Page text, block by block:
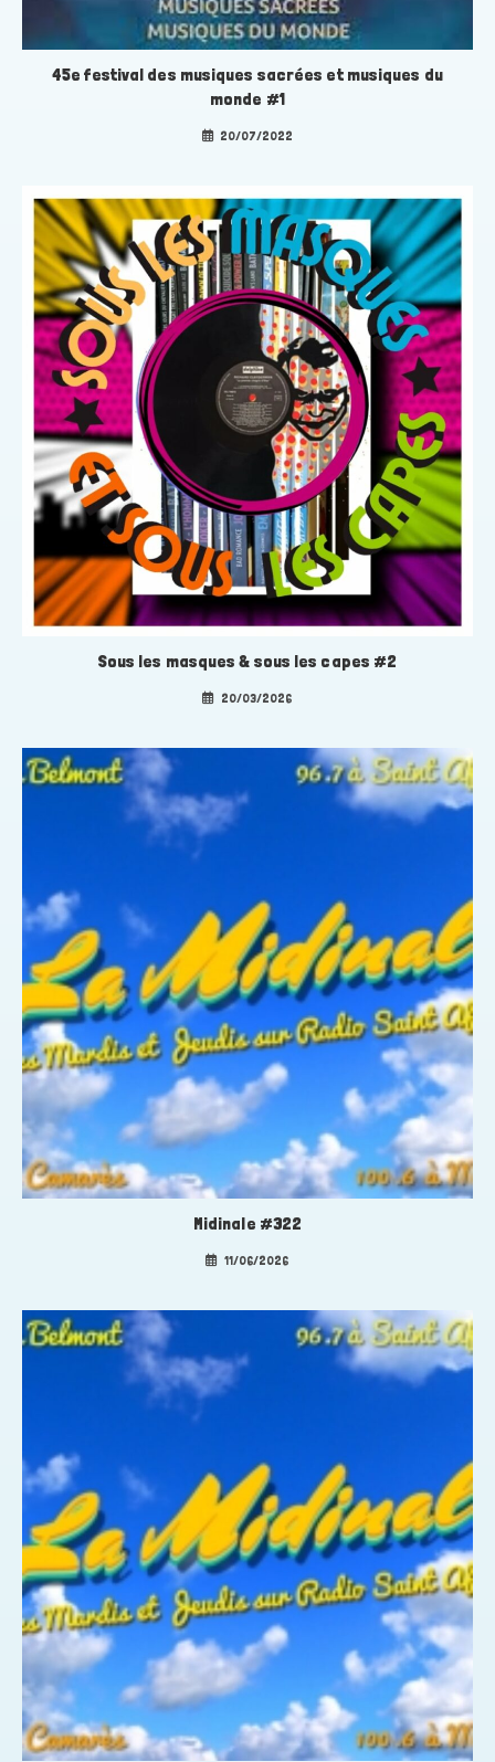
45e festival des musiques sacrées et musiques du
monde #1
20/07/2022
Sous les masques & sous les capes #2
20/03/2026
Midinale #322
11/06/2026